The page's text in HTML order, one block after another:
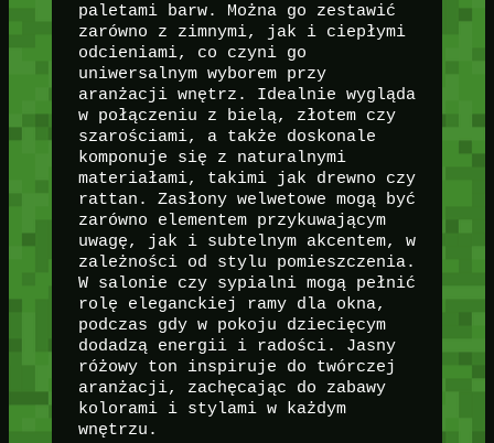
paletami barw. Można go zestawić
zarówno z zimnymi, jak i ciepłymi
odcieniami, co czyni go
uniwersalnym wyborem przy
aranżacji wnętrz. Idealnie wygląda
w połączeniu z bielą, złotem czy
szarościami, a także doskonale
komponuje się z naturalnymi
materiałami, takimi jak drewno czy
rattan. Zasłony welwetowe mogą być
zarówno elementem przykuwającym
uwagę, jak i subtelnym akcentem, w
zależności od stylu pomieszczenia.
W salonie czy sypialni mogą pełnić
rolę eleganckiej ramy dla okna,
podczas gdy w pokoju dziecięcym
dodadzą energii i radości. Jasny
różowy ton inspiruje do twórczej
aranżacji, zachęcając do zabawy
kolorami i stylami w każdym
wnętrzu.